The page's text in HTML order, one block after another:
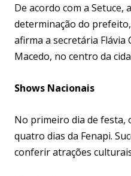
De acordo com a Setuce,
determinação do
afirma a secretária
Macedo, no centro da
Shows Nacionais
No primeiro dia de festa,
quatro dias da Fenapi.
conferir atrações